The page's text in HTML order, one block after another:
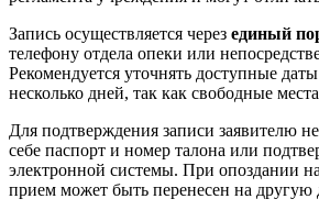
Запись осуществляется через единый
телефону отдела опеки или
Рекомендуется уточнять доступные
несколько дней, так как свободные
Для подтверждения записи заявителю
себе паспорт и номер талона или
электронной системы. При опоздании
прием может быть перенесен на другую